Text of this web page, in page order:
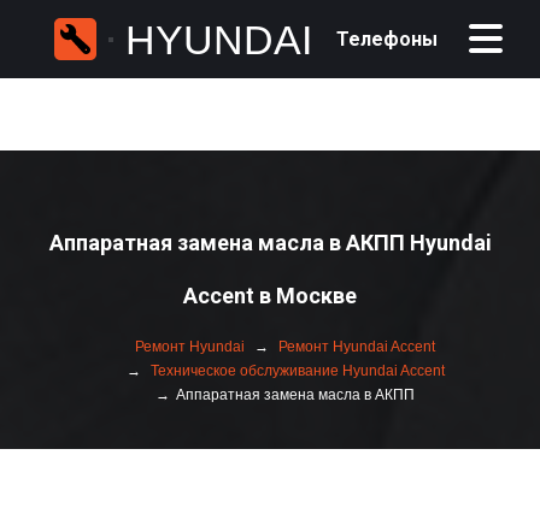
HYUNDAI Телефоны
Аппаратная замена масла в АКПП Hyundai
Accent в Москве
Ремонт Hyundai
Ремонт Hyundai Accent
Техническое обслуживание Hyundai Accent
Аппаратная замена масла в АКПП